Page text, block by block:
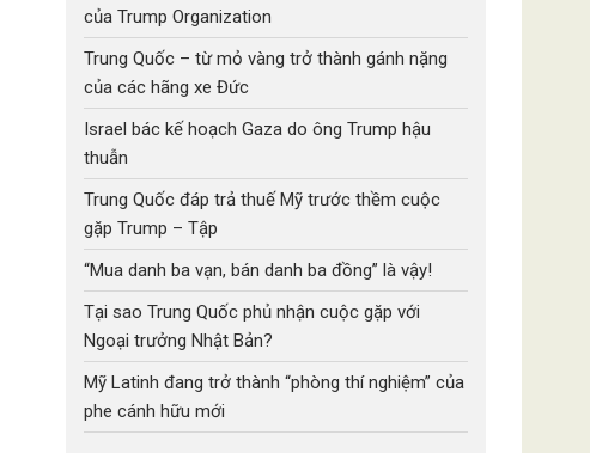
của Trump Organization
Trung Quốc – từ mỏ vàng trở thành gánh nặng
của các hãng xe Đức
Israel bác kế hoạch Gaza do ông Trump hậu
thuẫn
Trung Quốc đáp trả thuế Mỹ trước thềm cuộc
gặp Trump – Tập
“Mua danh ba vạn, bán danh ba đồng” là vậy!
Tại sao Trung Quốc phủ nhận cuộc gặp với
Ngoại trưởng Nhật Bản?
Mỹ Latinh đang trở thành “phòng thí nghiệm” của
phe cánh hữu mới